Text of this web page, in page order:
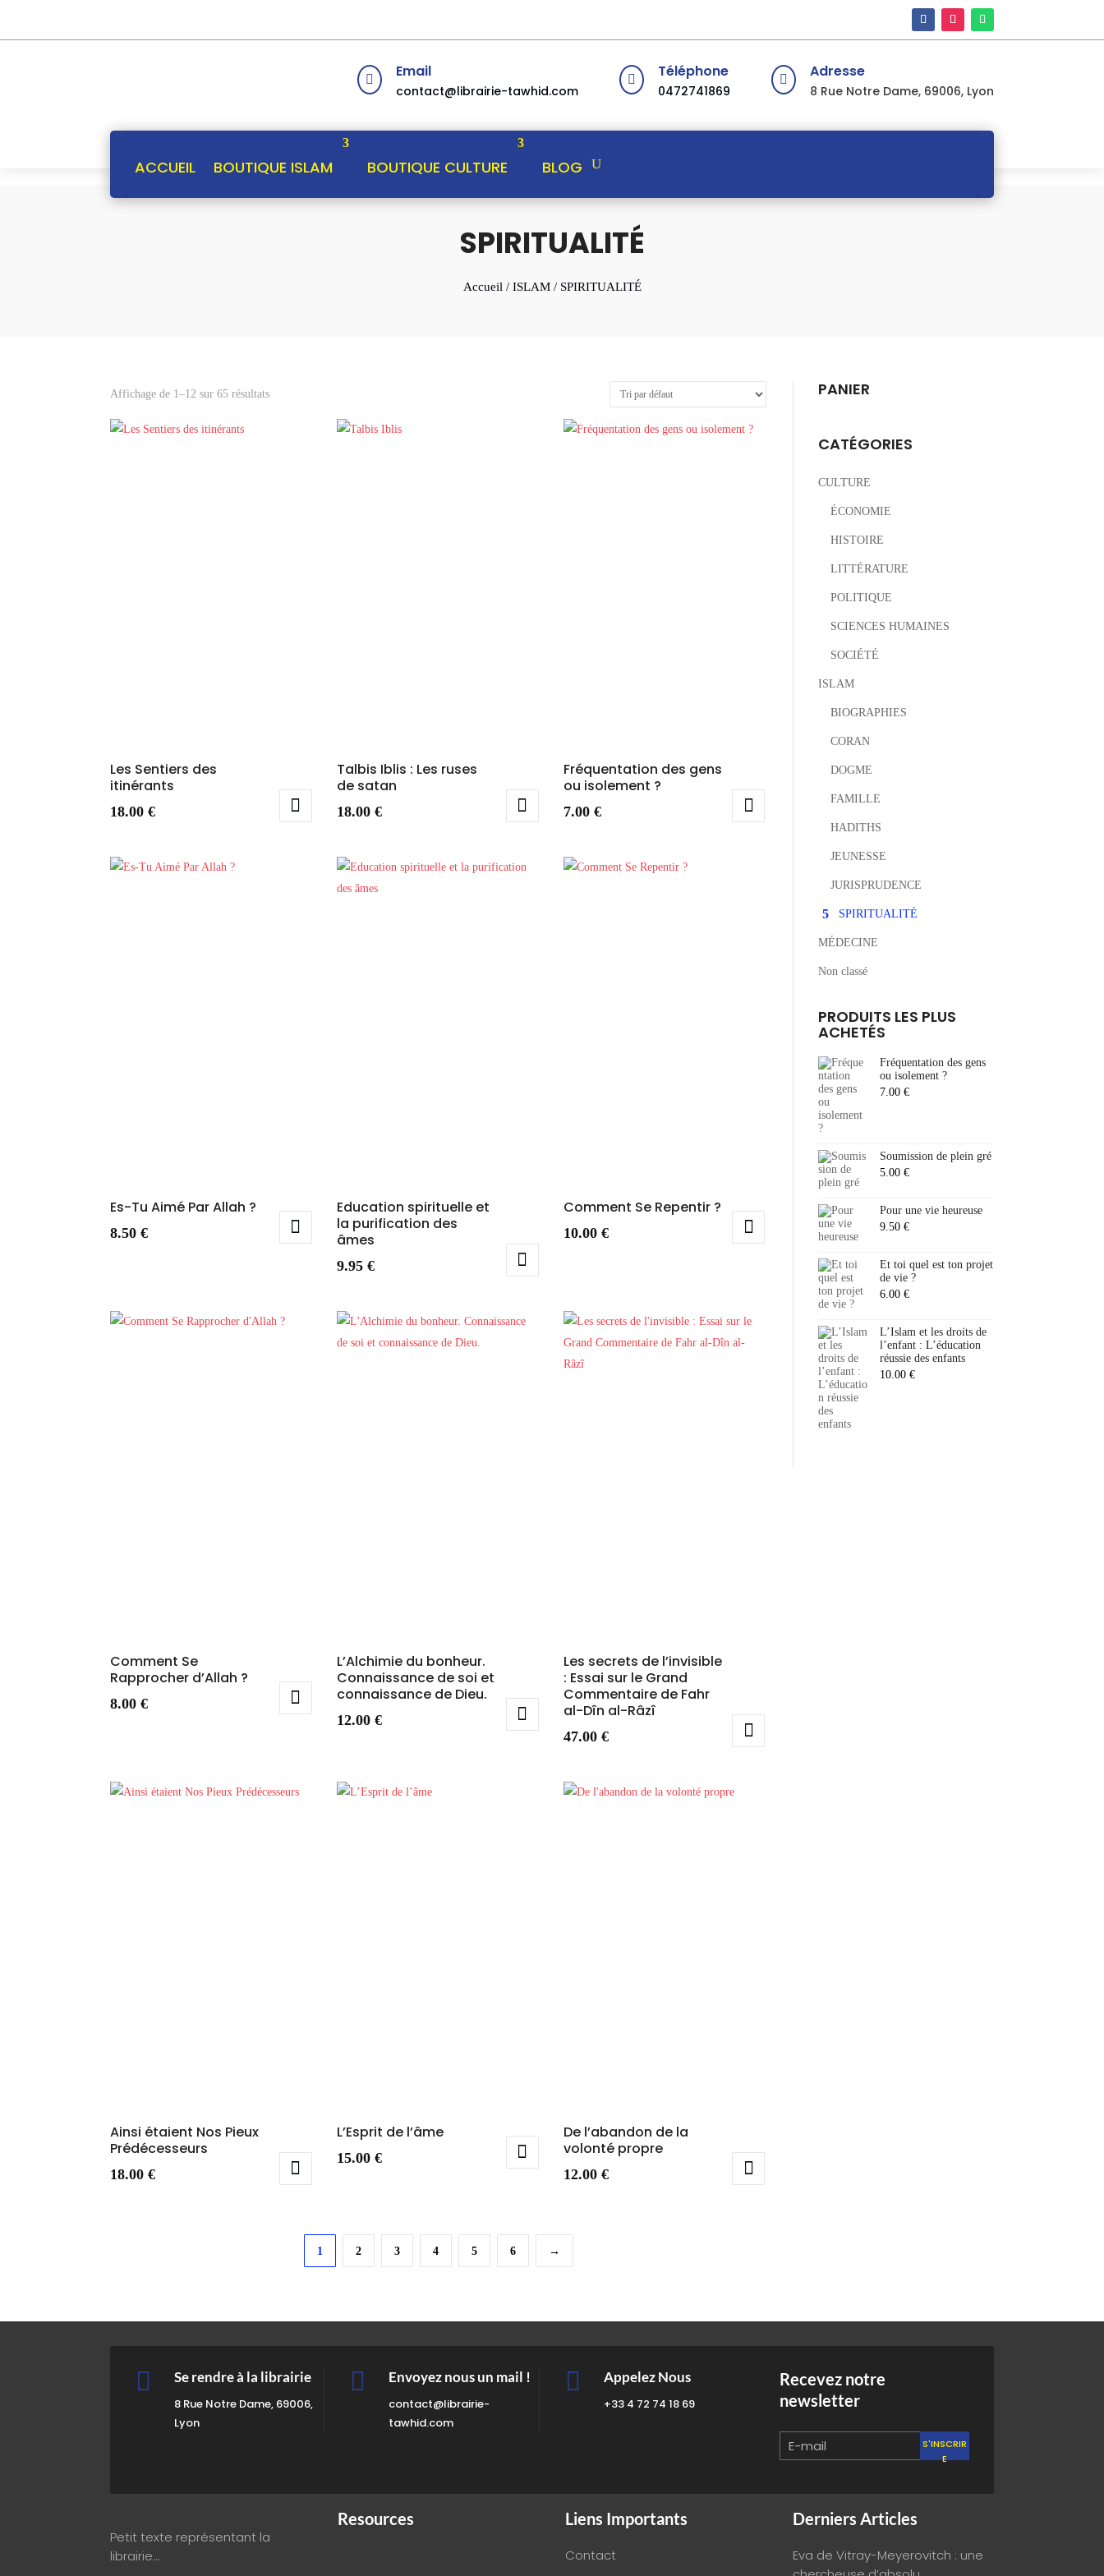
 Email
contact@librairie-tawhid.com
 Téléphone
0472741869
 Adresse
8 Rue Notre Dame, 69006, Lyon
ACCUEIL BOUTIQUE ISLAM BOUTIQUE CULTURE BLOG
SPIRITUALITÉ
Accueil / ISLAM/ SPIRITUALITÉ
Affichage de 1–12 sur 65 résultats
Les Sentiers des
itinérants
18.00€
Talbis Iblis : Les ruses
de satan
18.00€
Fréquentation des gens
ou isolement ?
7.00 €
Es-Tu Aimé Par Allah ?
8.50€
Education spirituelle et
la purification des
âmes
9.95€
Comment Se Repentir ?
10.00 €
Comment Se
Rapprocher d’Allah ?
8.00€
L’Alchimie du bonheur.
Connaissance de soi et
connaissance de Dieu.
12.00€
Les secrets de l’invisible
: Essai sur le Grand
Commentaire de Fahr
al-Dîn al-Râzî
47.00 €
Ainsi étaient Nos Pieux
Prédécesseurs
18.00€
L’Esprit de l’âme
15.00€
De l’abandon de la
volonté propre
12.00 €
1 2 3 4 5 6 →
PANIER
CATÉGORIES
CULTURE
ÉCONOMIE
HISTOIRE
LITTÉRATURE
POLITIQUE
SCIENCES HUMAINES
SOCIÉTÉ
ISLAM
BIOGRAPHIES
CORAN
DOGME
FAMILLE
HADITHS
JEUNESSE
JURISPRUDENCE
SPIRITUALITÉ
MÉDECINE
Non classé
PRODUITS LES PLUS
ACHETÉS
Fréquentation des gens
ou isolement ?
7.00 €
Soumission de plein gré
5.00 €
Pour une vie heureuse
9.50 €
Et toi quel est ton projet
de vie ?
6.00 €
L’Islam et les droits de
l’enfant : L’éducation
réussie des enfants
10.00 €
 Se rendre à la librairie
8 Rue Notre Dame, 69006,
Lyon
 Envoyez nous un mail !
contact@librairie-
tawhid.com
 Appelez Nous
+33 4 72 74 18 69
Recevez notre
newsletter
S'INSCRIR
E
Petit texte représentant la
librairie…
Resources Liens Importants
Contact
Derniers Articles
Eva de Vitray-Meyerovitch : une